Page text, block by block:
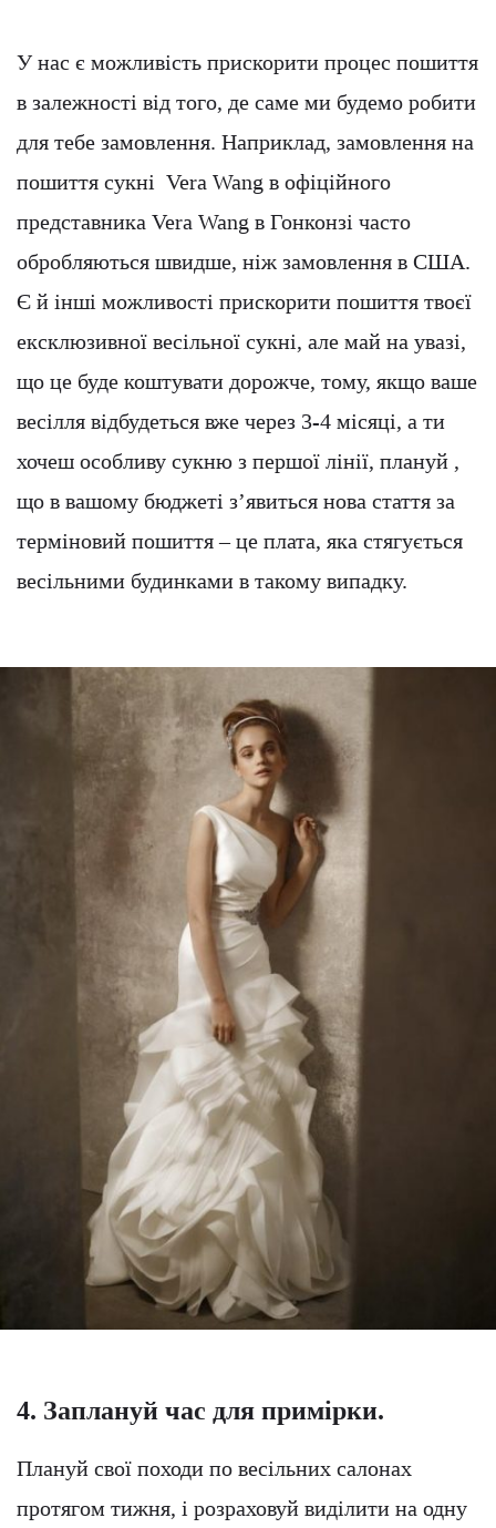
У нас є можливість прискорити процес пошиття
в залежності від того, де саме ми будемо робити
для тебе замовлення. Наприклад, замовлення на
пошиття сукні Vera Wang в офіційного
представника Vera Wang в Гонконзі часто
обробляються швидше, ніж замовлення в США.
Є й інші можливості прискорити пошиття твоєї
ексклюзивної весільної сукні, але май на увазі,
що це буде коштувати дорожче, тому, якщо ваше
весілля відбудеться вже через 3-4 місяці, а ти
хочеш особливу сукню з першої лінії, плануй ,
що в вашому бюджеті з’явиться нова стаття за
терміновий пошиття – це плата, яка стягується
весільними будинками в такому випадку.
4. Заплануй час для примірки.
Плануй свої походи по весільних салонах
протягом тижня, і розраховуй виділити на одну